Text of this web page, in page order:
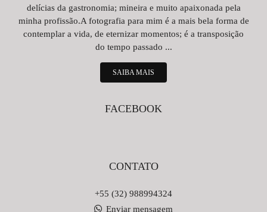
delícias da gastronomia; mineira e muito apaixonada pela
minha profissão.A fotografia para mim é a mais bela forma de
contemplar a vida, de eternizar momentos; é a transposição
do tempo passado ...
SAIBA MAIS
FACEBOOK
CONTATO
+55 (32) 988994324
Enviar mensagem